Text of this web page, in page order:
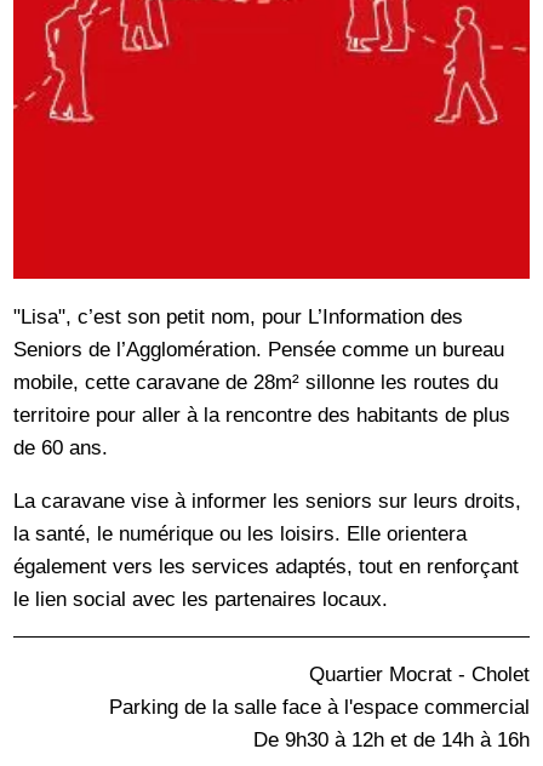
"Lisa", c’est son petit nom, pour L’Information des
Seniors de l’Agglomération. Pensée comme un bureau
mobile, cette caravane de 28m² sillonne les routes du
territoire pour aller à la rencontre des habitants de plus
de 60 ans.
La caravane vise à informer les seniors sur leurs droits,
la santé, le numérique ou les loisirs. Elle orientera
également vers les services adaptés, tout en renforçant
le lien social avec les partenaires locaux.
Quartier Mocrat - Cholet
Parking de la salle face à l'espace commercial
De 9h30 à 12h et de 14h à 16h